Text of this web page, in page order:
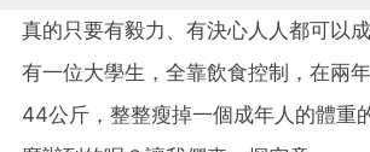
真的只要有毅力、有決心人人都可以
有一位大學生，全靠飲食控制，在兩
44公斤，整整瘦掉一個成年人的體重